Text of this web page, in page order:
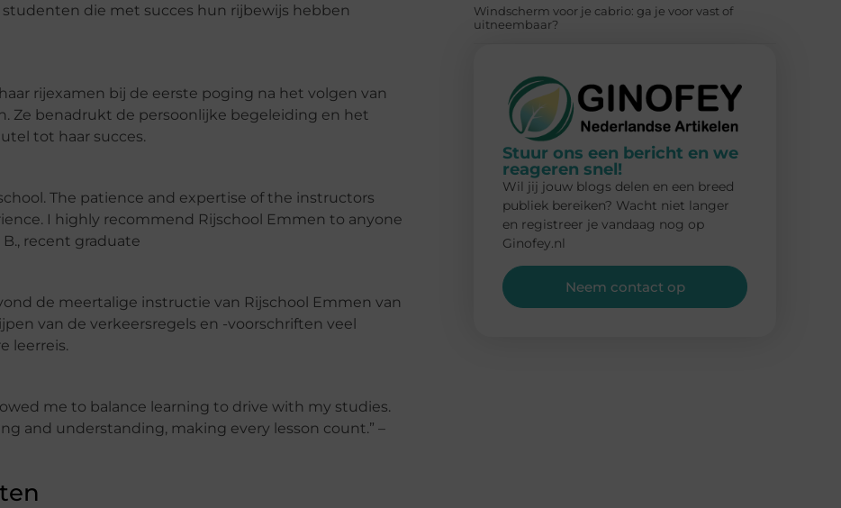
die met succes hun rijbewijs hebben
rijexamen bij de eerste poging na het volgen van
Ze benadrukt de persoonlijke begeleiding en het
tot haar succes.
The patience and expertise of the instructors
I highly recommend Rijschool Emmen to anyone
B., recent graduate
de meertalige instructie van Rijschool Emmen van
van de verkeersregels en -voorschriften veel
leerreis.
me to balance learning to drive with my studies.
and understanding, making every lesson count.” –
Windscherm voor je cabrio: ga je voor vast of
uitneembaar?
Stuur ons een bericht en we
reageren snel!
Wil jij jouw blogs delen en een breed
publiek bereiken? Wacht niet langer
en registreer je vandaag nog op
Ginofey.nl
Neem contact op